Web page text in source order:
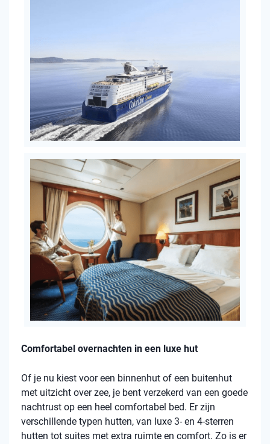
Comfortabel overnachten in een luxe hut
Of je nu kiest voor een binnenhut of een buitenhut
met uitzicht over zee, je bent verzekerd van een goede
nachtrust op een heel comfortabel bed. Er zijn
verschillende typen hutten, van luxe 3- en 4-sterren
hutten tot suites met extra ruimte en comfort. Zo is er